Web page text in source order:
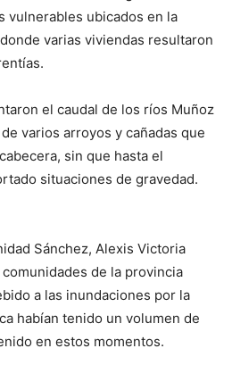
vulnerables ubicados en la
varias viviendas resultaron
el caudal de los ríos Muñoz
varios arroyos y cañadas que
sin que hasta el
situaciones de gravedad.
Sánchez, Alexis Victoria
de la provincia
a las inundaciones por la
habían tenido un volumen de
en estos momentos.